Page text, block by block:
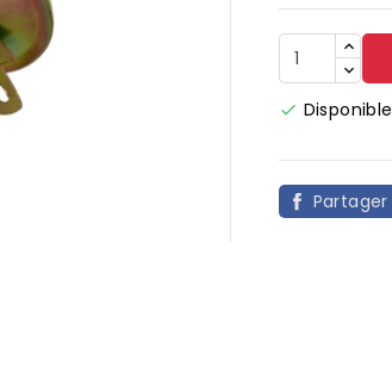
 Disponible
Partager